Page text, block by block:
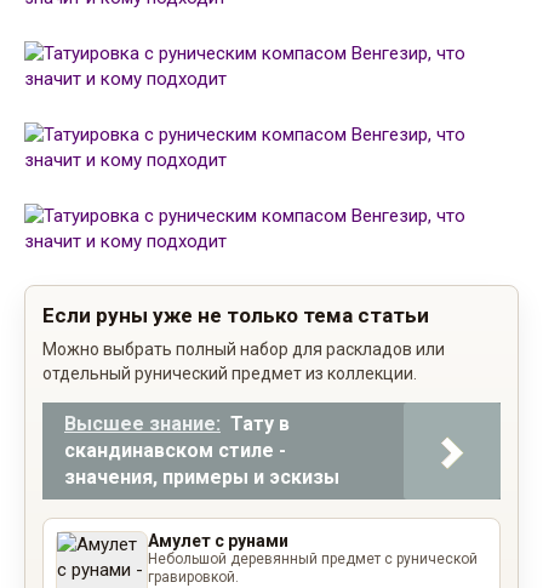
Если руны уже не только тема статьи
Можно выбрать полный набор для раскладов или
отдельный рунический предмет из коллекции.
Высшее знание: Тату в
скандинавском стиле -
значения, примеры и эскизы
Амулет с рунами
Небольшой деревянный предмет с рунической
гравировкой.